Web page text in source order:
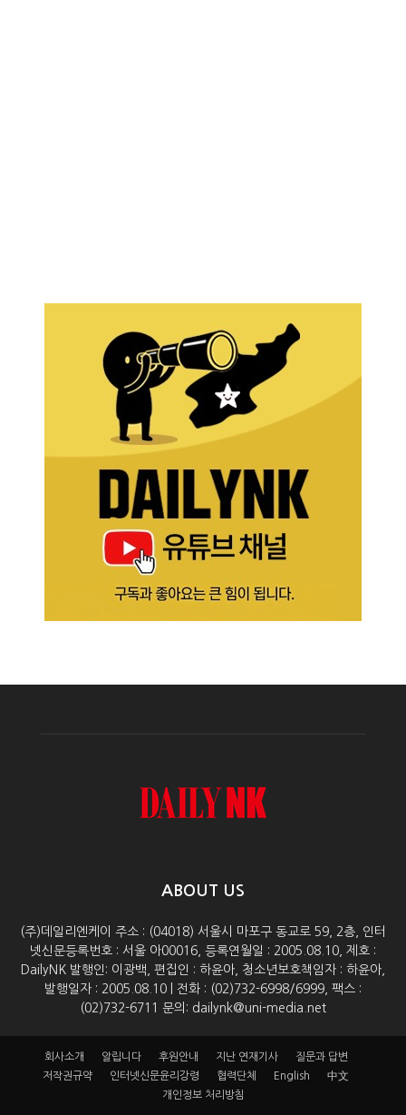
ABOUT US
(주)데일리엔케이 주소 : (04018) 서울시 마포구 동교로 59, 2층, 인터
넷신문등록번호 : 서울 아00016, 등록연월일 : 2005.08.10, 제호 :
DailyNK 발행인: 이광백, 편집인 : 하윤아, 청소년보호책임자 : 하윤아,
발행일자 : 2005.08.10 | 전화 : (02)732-6998/6999, 팩스 :
(02)732-6711 문의: dailynk@uni-media.net
회사소개 알립니다 후원안내 지난 연재기사
질문과 답변
저작권규약
인터넷신문윤리강령 협력단체 English
中文
개인정보 처리방침